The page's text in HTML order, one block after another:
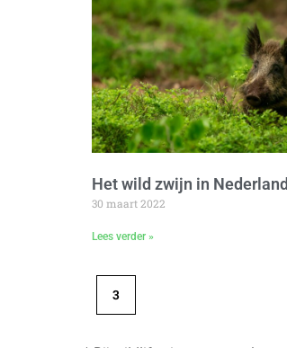
Het wild zwijn in Nederland
30 maart 2022
Lees verder »
3